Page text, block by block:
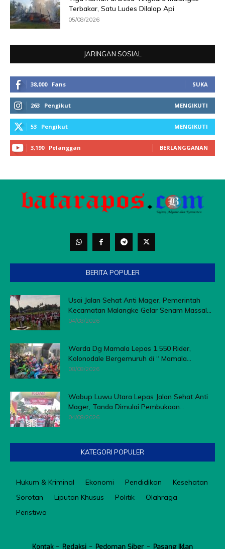
BERITA POPULER
Usai Jalan Sehat Anti Mager, Pemerintah
Kecamatan Malangke Gelar Senam Massal...
04/08/2026
Warda Dg Mamala Lepas 1.550 Rider,
Kolonodale Bergemuruh di “ Mamala...
08/08/2026
Wabup Luwu Utara Lepas Jalan Sehat Anti
Mager, Tanda Dimulai Pembukaan...
04/08/2026
KATEGORI POPULER
Hukum & Kriminal Ekonomi Pendidikan
Kesehatan
Sorotan
Liputan Khusus Politik
Olahraga
Peristiwa
Kontak Redaksi Pedoman Siber Pasang Iklan